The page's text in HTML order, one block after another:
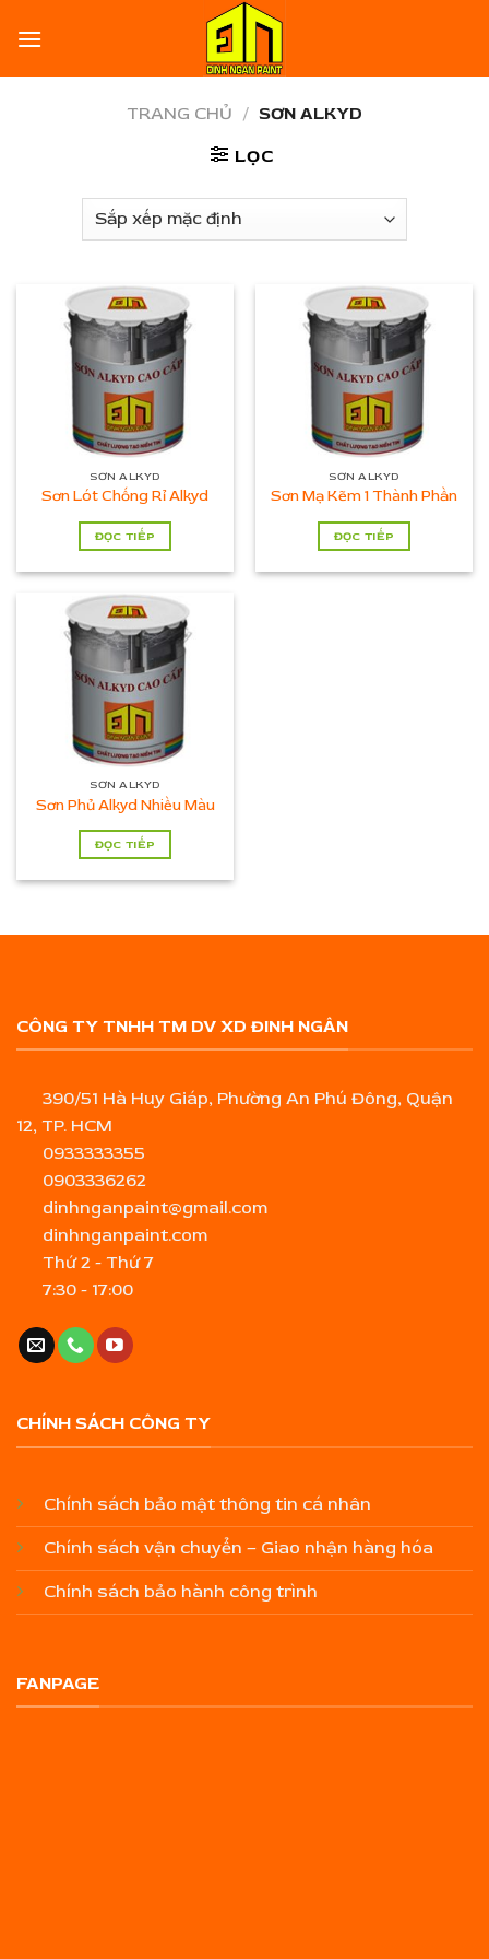
TRANG CHỦ / SƠN ALKYD
LỌC
SƠN ALKYD
Sơn Lót Chống Rỉ Alkyd
ĐỌC TIẾP
SƠN ALKYD
Sơn Mạ Kẽm 1 Thành Phần
ĐỌC TIẾP
SƠN ALKYD
Sơn Phủ Alkyd Nhiều Màu
ĐỌC TIẾP
CÔNG TY TNHH TM DV XD ĐINH NGÂN
390/51 Hà Huy Giáp, Phường An Phú Đông, Quận
12, TP. HCM
0933333355
0903336262
dinhnganpaint@gmail.com
dinhnganpaint.com
Thứ 2 - Thứ 7
7:30 - 17:00
CHÍNH SÁCH CÔNG TY
Chính sách bảo mật thông tin cá nhân
Chính sách vận chuyển – Giao nhận hàng hóa
Chính sách bảo hành công trình
FANPAGE